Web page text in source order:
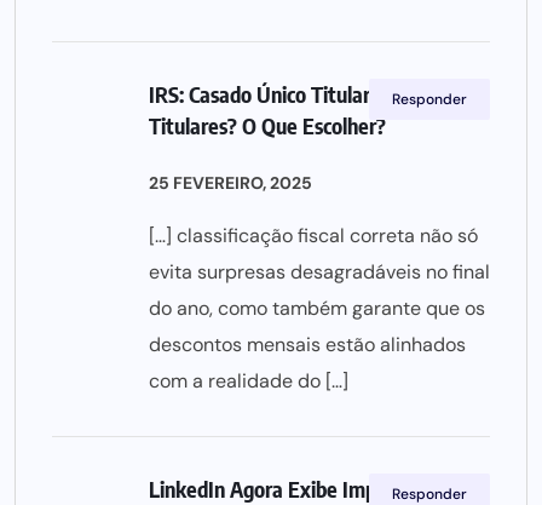
IRS: Casado Único Titular ou Dois
Titulares? O Que Escolher?
25 FEVEREIRO, 2025
[…] classificação fiscal correta não só
evita surpresas desagradáveis no final
do ano, como também garante que os
descontos mensais estão alinhados
com a realidade do […]
Responder
LinkedIn Agora Exibe Impressões de
Responder